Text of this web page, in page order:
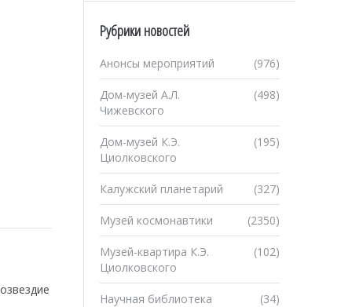
Рубрики новостей
(976)
Анонсы мероприятий
(498)
Дом-музей А.Л.
Чижевского
(195)
Дом-музей К.Э.
Циолковского
(327)
Калужский планетарий
(2350)
Музей космонавтики
(102)
Музей-квартира К.Э.
Циолковского
(34)
Научная библиотека